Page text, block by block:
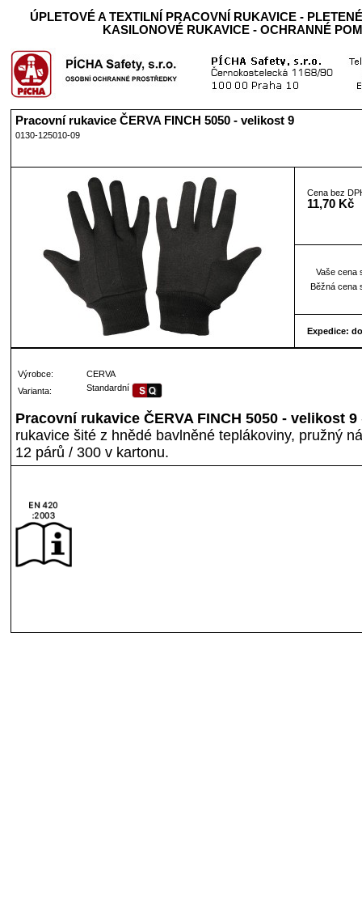
ÚPLETOVÉ A TEXTILNÍ PRACOVNÍ RUKAVICE -
KASILONOVÉ RUKAVICE - OCHRANNÉ
Pracovní rukavice ČERVA FINCH 5050 - velikost 9
0130-125010-09
Cena bez
11,70 Kč
Vaše cena
Běžná cena
Expedice:
Výrobce:
CERVA
Varianta:
Standardní
Pracovní rukavice ČERVA FINCH 5050 - velikost 9
rukavice šité z hnědé bavlněné teplákoviny, pružný
12 párů / 300 v kartonu.